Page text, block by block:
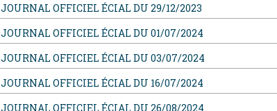
JOURNAL OFFICIEL ÉCIAL DU 29/12/2023
JOURNAL OFFICIEL ÉCIAL DU 01/07/2024
JOURNAL OFFICIEL ÉCIAL DU 03/07/2024
JOURNAL OFFICIEL ÉCIAL DU 16/07/2024
JOURNAL OFFICIEL ÉCIAL DU 26/08/2024